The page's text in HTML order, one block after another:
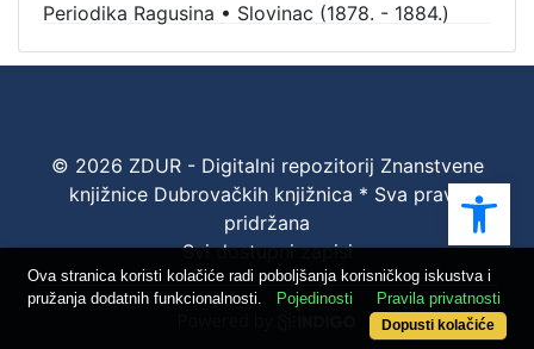
Periodika Ragusina • Slovinac (1878. - 1884.)
© 2026 ZDUR - Digitalni repozitorij Znanstvene
knjižnice Dubrovačkih knjižnica * Sva prava
pridržana
Svi dostupni zapisi
Ova stranica koristi kolačiće radi poboljšanja korisničkog iskustva i
pružanja dodatnih funkcionalnosti.
Pojedinosti Pravila privatnosti
Dopusti kolačiće